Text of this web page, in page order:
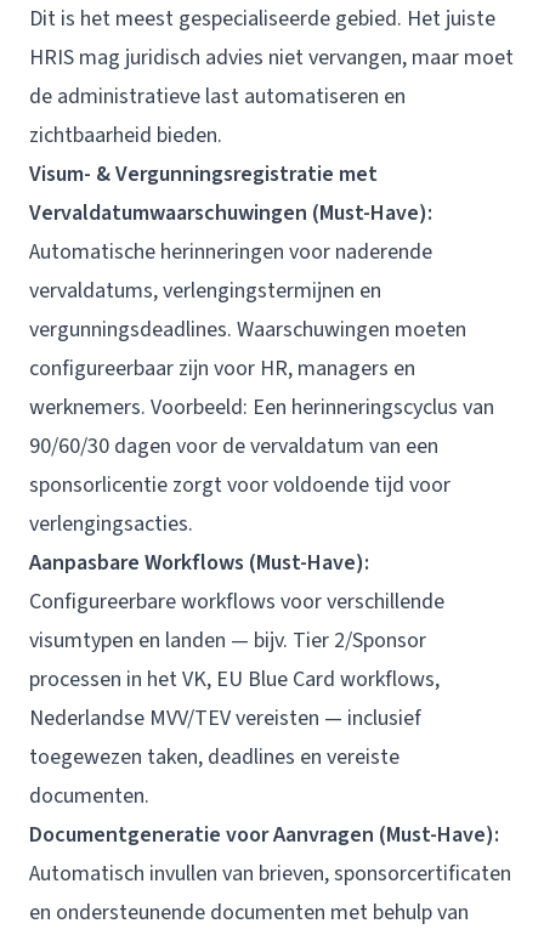
Dit is het meest gespecialiseerde gebied. Het juiste
HRIS mag juridisch advies niet vervangen, maar moet
de administratieve last automatiseren en
zichtbaarheid bieden.
Visum- & Vergunningsregistratie met
Vervaldatumwaarschuwingen (Must-Have):
Automatische herinneringen voor naderende
vervaldatums, verlengingstermijnen en
vergunningsdeadlines. Waarschuwingen moeten
configureerbaar zijn voor HR, managers en
werknemers. Voorbeeld: Een herinneringscyclus van
90/60/30 dagen voor de vervaldatum van een
sponsorlicentie zorgt voor voldoende tijd voor
verlengingsacties.
Aanpasbare Workflows (Must-Have):
Configureerbare workflows voor verschillende
visumtypen en landen — bijv. Tier 2/Sponsor
processen in het VK, EU Blue Card workflows,
Nederlandse MVV/TEV vereisten — inclusief
toegewezen taken, deadlines en vereiste
documenten.
Documentgeneratie voor Aanvragen (Must-Have):
Automatisch invullen van brieven, sponsorcertificaten
en ondersteunende documenten met behulp van